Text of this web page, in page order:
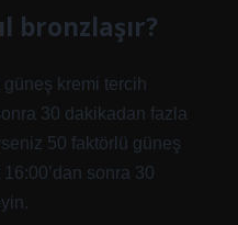
bronzlaşır?
kremi tercih
30 dakikadan fazla
50 faktörlü güneş
sonra 30